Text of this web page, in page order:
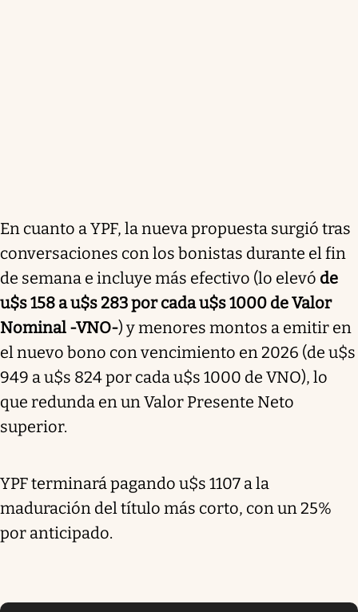
En cuanto a YPF, la nueva propuesta surgió tras
conversaciones con los bonistas durante el fin
de semana e incluye más efectivo (lo elevó de
u$s 158 a u$s 283 por cada u$s 1000 de Valor
Nominal -VNO-) y menores montos a emitir en
el nuevo bono con vencimiento en 2026 (de u$s
949 a u$s 824 por cada u$s 1000 de VNO), lo
que redunda en un Valor Presente Neto
superior.
YPF terminará pagando u$s 1107 a la
maduración del título más corto, con un 25%
por anticipado.